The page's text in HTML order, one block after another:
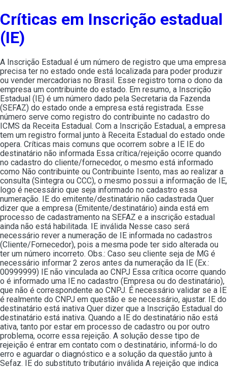
Críticas em Inscrição estadual
(IE)
A Inscrição Estadual é um número de registro que uma empresa
precisa ter no estado onde está localizada para poder produzir
ou vender mercadorias no Brasil. Esse registro torna o dono da
empresa um contribuinte do estado. Em resumo, a Inscrição
Estadual (IE) é um número dado pela Secretaria da Fazenda
(SEFAZ) do estado onde a empresa está registrada. Esse
número serve como registro do contribuinte no cadastro do
ICMS da Receita Estadual. Com a Inscrição Estadual, a empresa
tem um registro formal junto à Receita Estadual do estado onde
opera. Críticas mais comuns que ocorrem sobre a IE IE do
destinatário não informada Essa crítica/rejeição ocorre quando
no cadastro do cliente/fornecedor, o mesmo está informado
como Não contribuinte ou Contribuinte Isento, mas ao realizar a
consulta (Sintegra ou CCC), o mesmo possui a informação de IE,
logo é necessário que seja informado no cadastro essa
numeração. IE do emitente/destinatário não cadastrada Quer
dizer que a empresa (Emitente/destinatário) ainda está em
processo de cadastramento na SEFAZ e a inscrição estadual
ainda não está habilitada. IE inválida Nesse caso será
necessário rever a numeração de IE informada no cadastros
(Cliente/Fornecedor), pois a mesma pode ter sido alterada ou
ter um número incorreto. Obs.: Caso seu cliente seja de MG é
necessário informar 2 zeros antes da numeração da IE (Ex.:
00999999) IE não vinculada ao CNPJ Essa crítica ocorre quando
o é informado uma IE no cadastro (Empresa ou do destinatário),
que não é correspondente ao CNPJ. É necessário validar se a IE
é realmente do CNPJ em questão e se necessário, ajustar. IE do
destinatário está inativa Quer dizer que a Inscrição Estadual do
destinatário está inativa. Quando a IE do destinatário não está
ativa, tanto por estar em processo de cadastro ou por outro
problema, ocorre essa rejeição. A solução desse tipo de
rejeição é entrar em contato com o destinatário, informá-lo do
erro e aguardar o diagnóstico e a solução da questão junto à
Sefaz. IE do substituto tributário inválida A rejeição que indica